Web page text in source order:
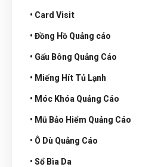
• Card Visit
• Đồng Hồ Quảng cáo
• Gấu Bông Quảng Cáo
• Miếng Hít Tủ Lạnh
• Móc Khóa Quảng Cáo
• Mũ Bảo Hiểm Quảng Cáo
• Ô Dù Quảng Cáo
• Sổ Bìa Da